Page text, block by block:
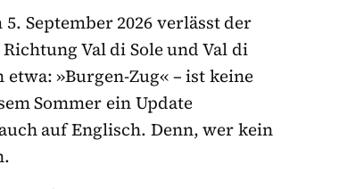
September 2026 verlässt der
Val di Sole und Val di
»Burgen-Zug« – ist keine
Sommer ein Update
auf Englisch. Denn, wer kein